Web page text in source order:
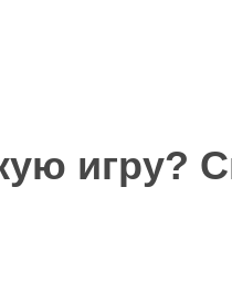
игру?